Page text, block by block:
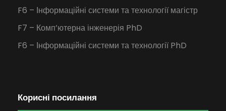
F6 – Інформаційні системи та технології магістр
F7 – Комп’ютерна інженерія PhD
F6 – Інформаційні системи та технології PhD
Корисні посилання